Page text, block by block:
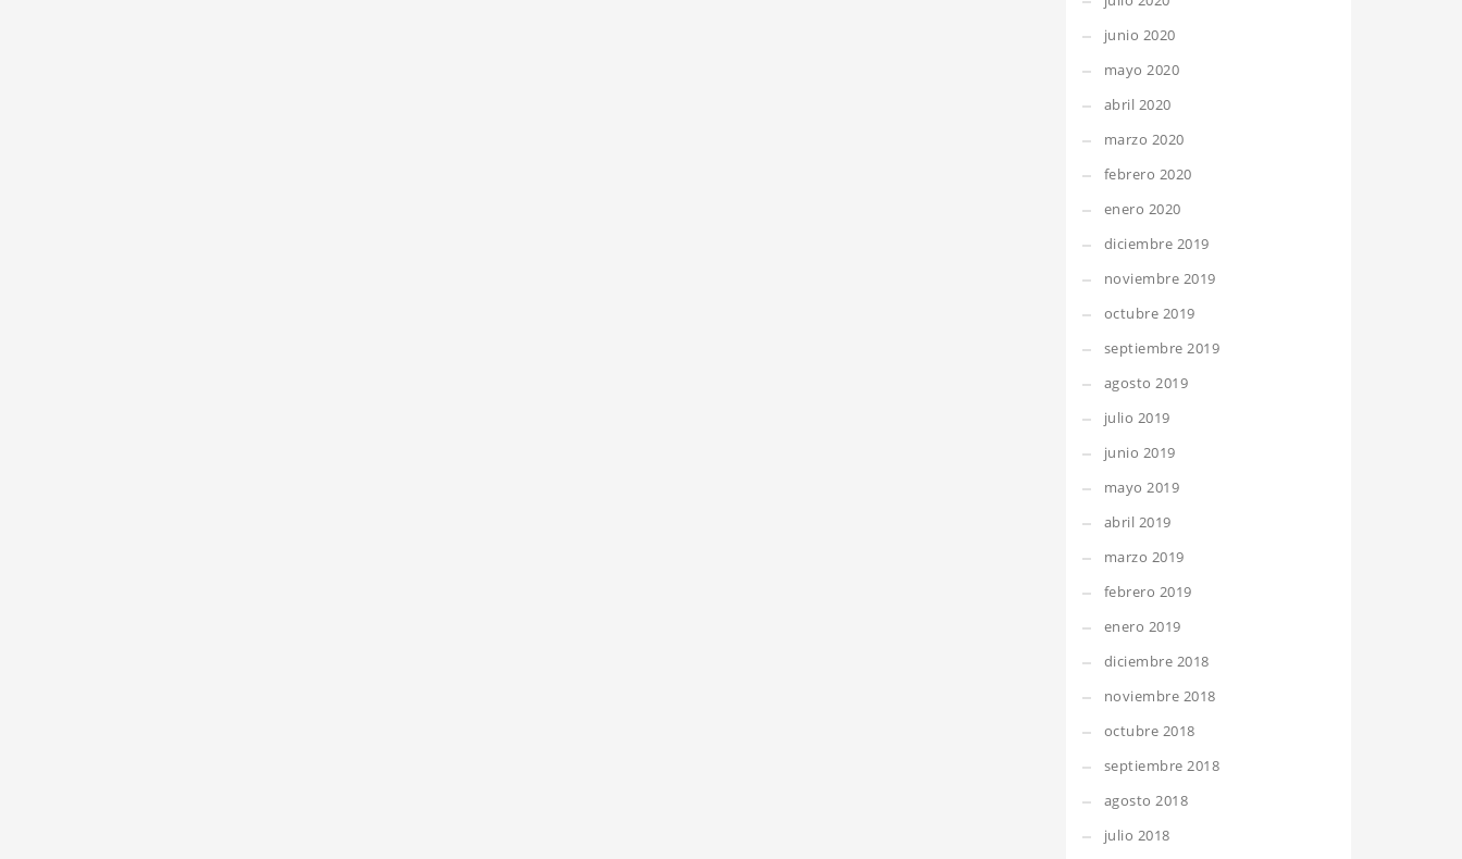
junio 2020
mayo 2020
abril 2020
marzo 2020
febrero 2020
enero 2020
diciembre 2019
noviembre 2019
octubre 2019
septiembre 2019
agosto 2019
julio 2019
junio 2019
mayo 2019
abril 2019
marzo 2019
febrero 2019
enero 2019
diciembre 2018
noviembre 2018
octubre 2018
septiembre 2018
agosto 2018
julio 2018